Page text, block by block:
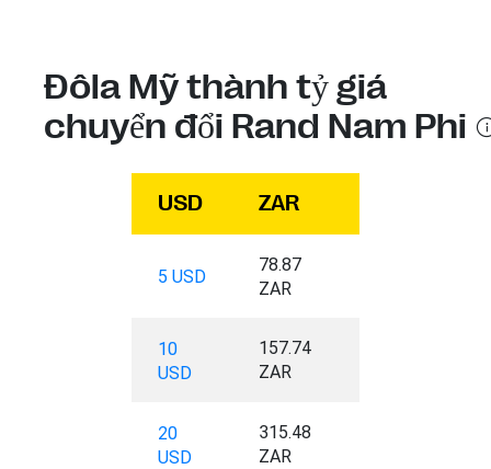
Đôla Mỹ thành tỷ giá
chuyển đổi Rand Nam Phi
USD ZAR
5 USD
78.87
ZAR
10
USD
157.74
ZAR
20
USD
315.48
ZAR